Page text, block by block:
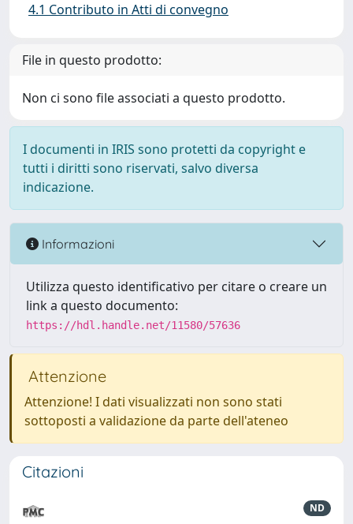
4.1 Contributo in Atti di convegno
File in questo prodotto:
Non ci sono file associati a questo prodotto.
I documenti in IRIS sono protetti da copyright e
tutti i diritti sono riservati, salvo diversa
indicazione.
Informazioni
Utilizza questo identificativo per citare o creare un
link a questo documento:
https://hdl.handle.net/11580/57636
Attenzione
Attenzione! I dati visualizzati non sono stati
sottoposti a validazione da parte dell'ateneo
Citazioni
ND